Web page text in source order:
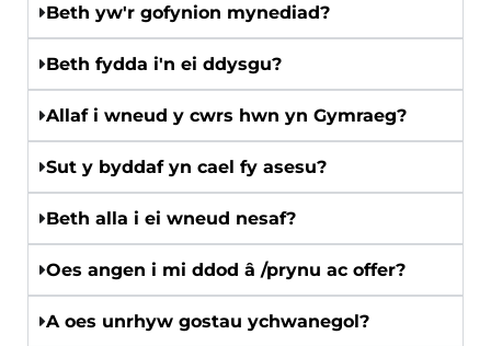
Beth yw'r gofynion mynediad?
Beth fydda i'n ei ddysgu?
Allaf i wneud y cwrs hwn yn Gymraeg?
Sut y byddaf yn cael fy asesu?
Beth alla i ei wneud nesaf?
Oes angen i mi ddod â /prynu ac offer?
A oes unrhyw gostau ychwanegol?